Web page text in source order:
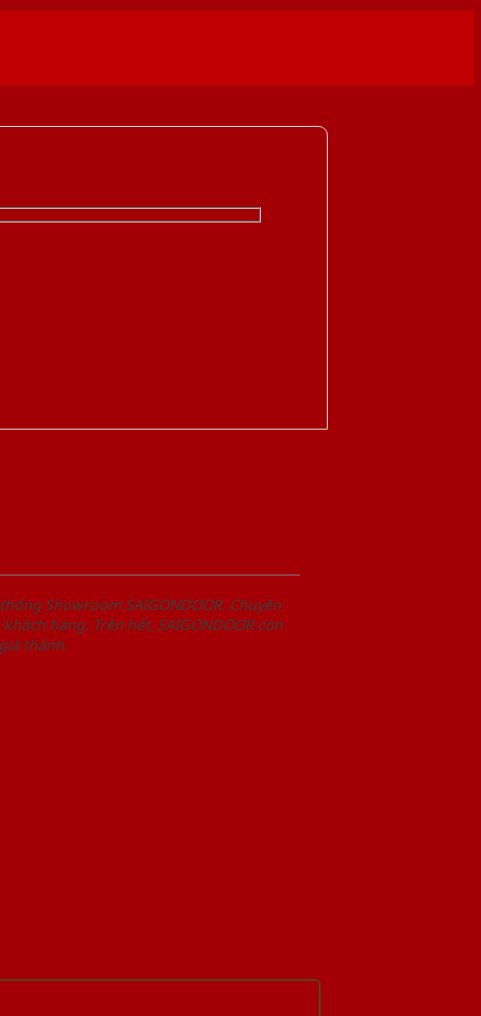
Showroom SAIGONDOOR. Chuyên
hàng. Trên hết, SAIGONDOOR còn
thành.